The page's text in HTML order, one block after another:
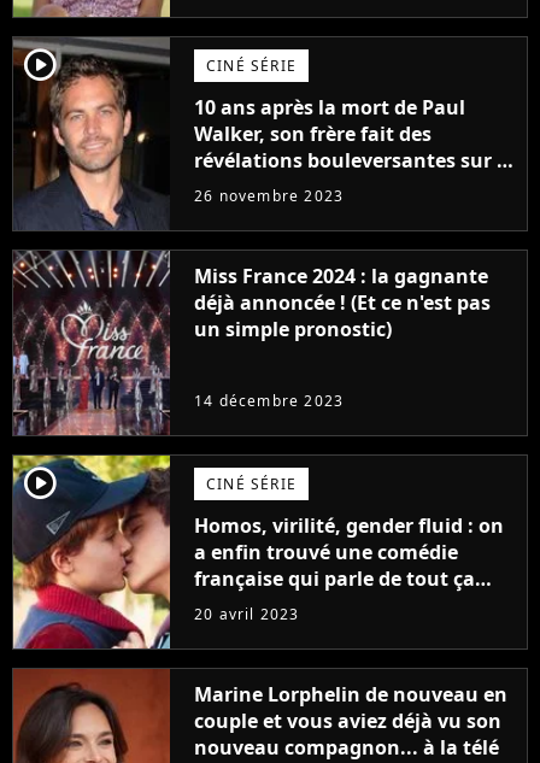
player2 CINÉ SÉRIE
10 ans après la mort de Paul
Walker, son frère fait des
révélations bouleversantes sur la
réaction des acteurs de Fast and
26 novembre 2023
Miss France 2024 : la gagnante
déjà annoncée ! (Et ce n'est pas
un simple pronostic)
14 décembre 2023
player2 CINÉ SÉRIE
Homos, virilité, gender fluid : on
a enfin trouvé une comédie
française qui parle de tout ça
sans être super ringarde
20 avril 2023
Marine Lorphelin de nouveau en
couple et vous aviez déjà vu son
nouveau compagnon... à la télé